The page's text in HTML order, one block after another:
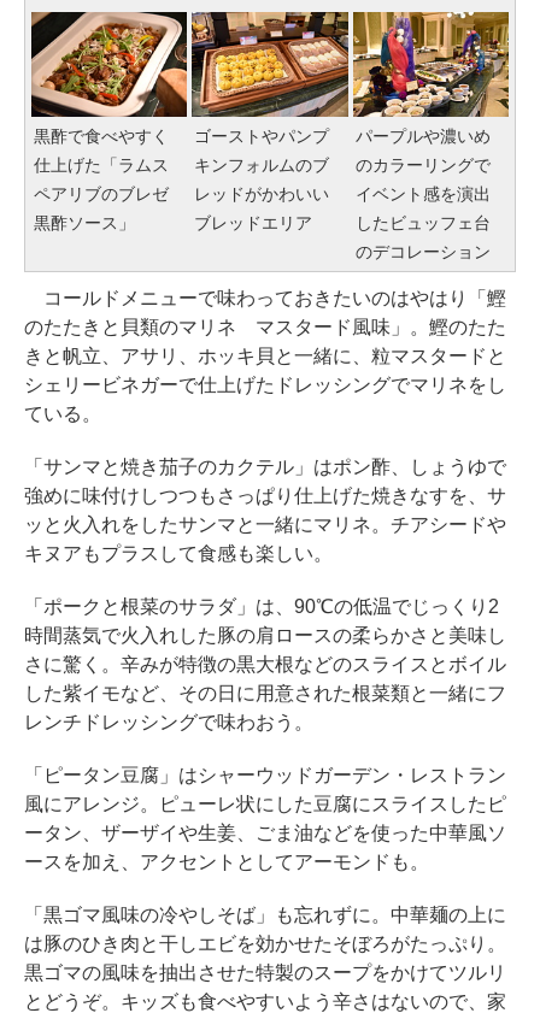
黒酢で食べやすく
仕上げた「ラムス
ペアリブのブレゼ
黒酢ソース」
ゴーストやパンプ
キンフォルムのブ
レッドがかわいい
ブレッドエリア
パープルや濃いめ
のカラーリングで
イベント感を演出
したビュッフェ台
のデコレーション
コールドメニューで味わっておきたいのはやはり「鰹
のたたきと貝類のマリネ マスタード風味」。鰹のたた
きと帆立、アサリ、ホッキ貝と一緒に、粒マスタードと
シェリービネガーで仕上げたドレッシングでマリネをし
ている。
「サンマと焼き茄子のカクテル」はポン酢、しょうゆで
強めに味付けしつつもさっぱり仕上げた焼きなすを、サ
ッと火入れをしたサンマと一緒にマリネ。チアシードや
キヌアもプラスして食感も楽しい。
「ポークと根菜のサラダ」は、90℃の低温でじっくり2
時間蒸気で火入れした豚の肩ロースの柔らかさと美味し
さに驚く。辛みが特徴の黒大根などのスライスとボイル
した紫イモなど、その日に用意された根菜類と一緒にフ
レンチドレッシングで味わおう。
「ピータン豆腐」はシャーウッドガーデン・レストラン
風にアレンジ。ピューレ状にした豆腐にスライスしたピ
ータン、ザーザイや生姜、ごま油などを使った中華風ソ
ースを加え、アクセントとしてアーモンドも。
「黒ゴマ風味の冷やしそば」も忘れずに。中華麺の上に
は豚のひき肉と干しエビを効かせたそぼろがたっぷり。
黒ゴマの風味を抽出させた特製のスープをかけてツルリ
とどうぞ。キッズも食べやすいよう辛さはないので、家